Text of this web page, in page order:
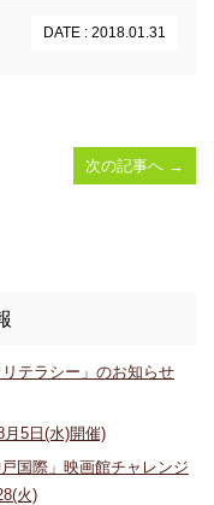
DATE : 2018.01.31
次の記事へ →
テラシー」のお知らせ
月5日(水)開催)
国際」映画館チャレンジ
火)